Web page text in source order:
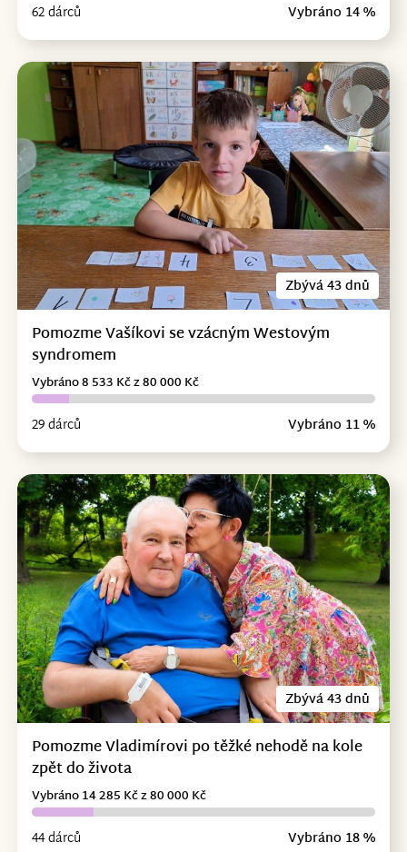
62 dárců Vybráno 14 %
Zbývá 43 dnů
Pomozme Vašíkovi se vzácným Westovým
syndromem
29 dárců Vybráno 11 %
Vybráno 8 533 Kč z 80 000 Kč
Zbývá 43 dnů
Pomozme Vladimírovi po těžké nehodě na kole
zpět do života
44 dárců Vybráno 18 %
Vybráno 14 285 Kč z 80 000 Kč